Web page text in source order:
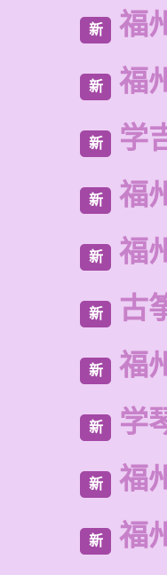
新 福
新 福
新 学
新 福
新 福
新 古
新 福
新 学
新 福
新 福